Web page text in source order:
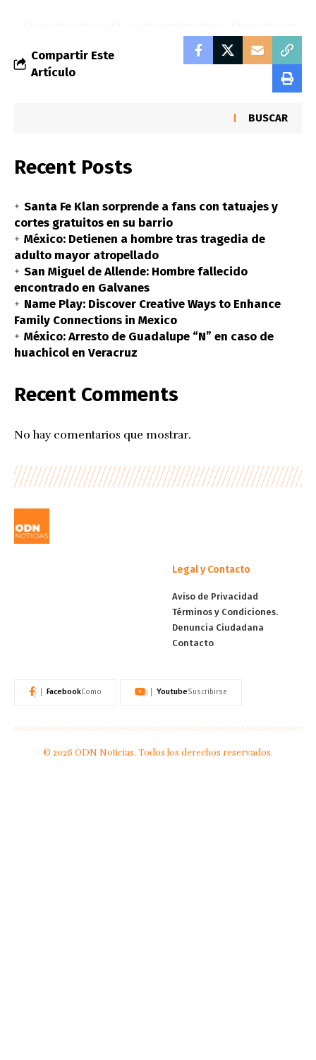
Compartir Este
Artículo
BUSCAR
Recent Posts
Santa Fe Klan sorprende a fans con tatuajes y
cortes gratuitos en su barrio
México: Detienen a hombre tras tragedia de
adulto mayor atropellado
San Miguel de Allende: Hombre fallecido
encontrado en Galvanes
Name Play: Discover Creative Ways to Enhance
Family Connections in Mexico
México: Arresto de Guadalupe “N” en caso de
huachicol en Veracruz
Recent Comments
No hay comentarios que mostrar.
Legal y Contacto
Aviso de Privacidad
Términos y Condiciones.
Denuncia Ciudadana
Contacto
FacebookComo YoutubeSuscribirse
© 2026 ODN Noticias. Todos los derechos reservados.